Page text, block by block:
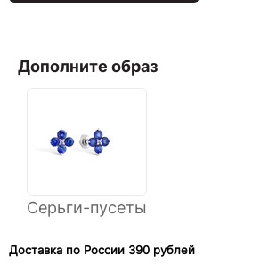
Дополните образ
Серьги-пусеты
Доставка по России 390 рублей